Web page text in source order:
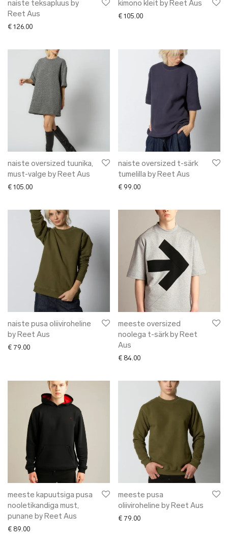
naiste teksapluus by
Reet Aus
€ 126.00
kimono kleit by Reet Aus
€ 105.00
naiste oversized tuunika,
must-valge by Reet Aus
€ 105.00
naiste oversized t-särk
tumelilla by Reet Aus
€ 99.00
naiste pusa oliiviroheline
by Reet Aus
€ 79.00
meeste oversized
noolega t-särk by Reet
Aus
€ 84.00
meeste kapuutsiga pusa
nooletikandiga must,
punane by Reet Aus
€ 89.00
meeste pusa
oliiviroheline by Reet Aus
€ 79.00